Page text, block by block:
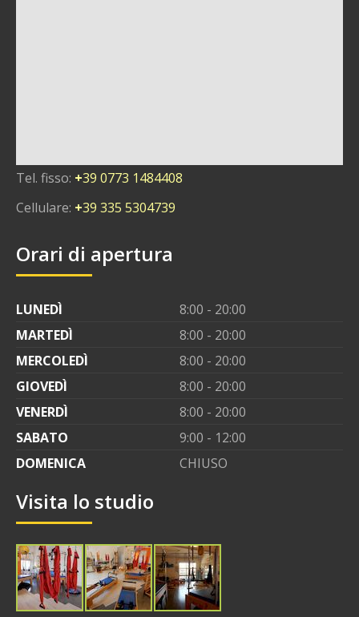
Tel. fisso: +39 0773 1484408
Cellulare: +39 335 5304739
Orari di apertura
LUNEDÌ
8:00 - 20:00
MARTEDÌ
8:00 - 20:00
MERCOLEDÌ
8:00 - 20:00
GIOVEDÌ
8:00 - 20:00
VENERDÌ
8:00 - 20:00
SABATO
9:00 - 12:00
DOMENICA
CHIUSO
Visita lo studio